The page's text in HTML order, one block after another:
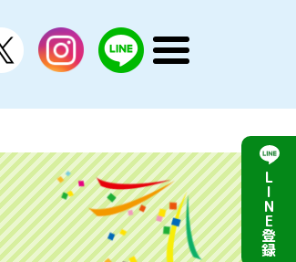
instagram LINE
公
メ
く
L
I
N
E
登
録